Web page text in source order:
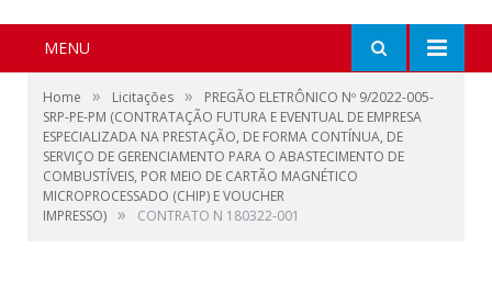
MENU
Home » Licitações »
PREGÃO ELETRÔNICO Nº 9/2022-005-
SRP-PE-PM (CONTRATAÇÃO FUTURA E EVENTUAL DE EMPRESA
ESPECIALIZADA NA PRESTAÇÃO, DE FORMA CONTÍNUA, DE
SERVIÇO DE GERENCIAMENTO PARA O ABASTECIMENTO DE
COMBUSTÍVEIS, POR MEIO DE CARTÃO MAGNÉTICO
MICROPROCESSADO (CHIP) E VOUCHER
IMPRESSO) » CONTRATO N 180322-001